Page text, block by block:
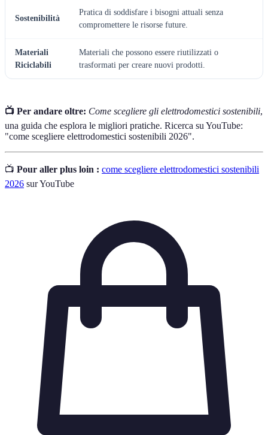
Sostenibilità
Pratica di soddisfare i bisogni attuali senza
compromettere le risorse future.
Materiali
Riciclabili
Materiali che possono essere riutilizzati o
trasformati per creare nuovi prodotti.
📺 Per andare oltre: Come scegliere gli elettrodomestici sostenibili,
una guida che esplora le migliori pratiche. Ricerca su YouTube:
"come scegliere elettrodomestici sostenibili 2026".
📺 Pour aller plus loin : come scegliere elettrodomestici sostenibili
2026 sur YouTube